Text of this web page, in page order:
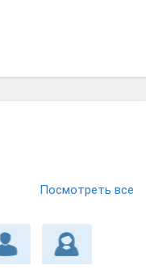
Посмотреть все